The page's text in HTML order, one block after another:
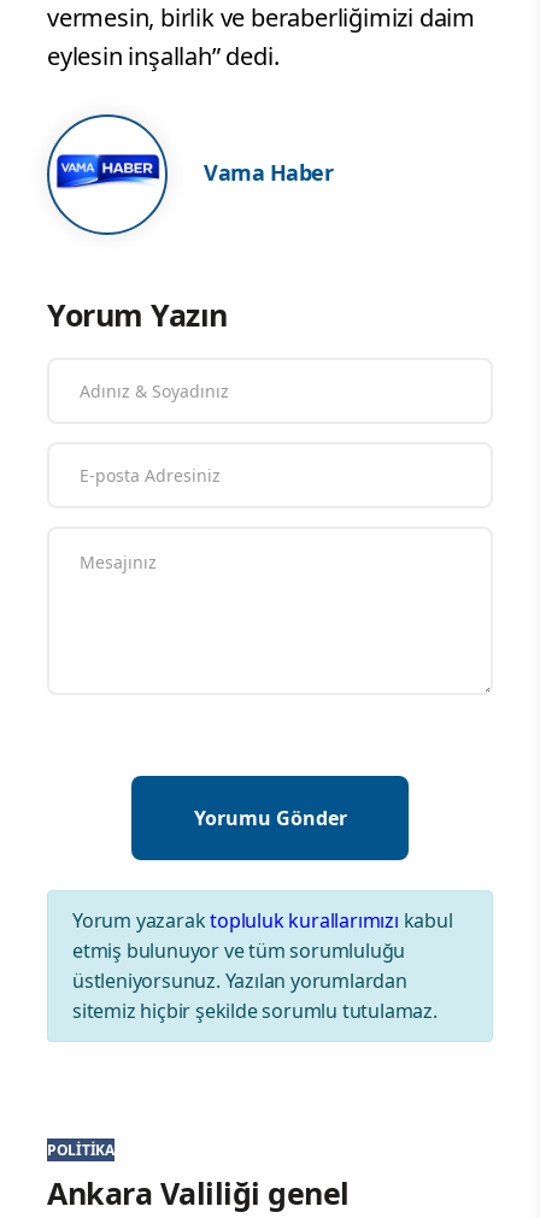
vermesin, birlik ve beraberliğimizi daim
eylesin inşallah” dedi.
Vama Haber
Yorum Yazın
Yorum yazaraktopluluk kurallarımızı kabul
etmiş bulunuyor ve tüm sorumluluğu
üstleniyorsunuz. Yazılan yorumlardan
sitemiz hiçbir şekilde sorumlu tutulamaz.
POLITIKA
Ankara Valiliği genel